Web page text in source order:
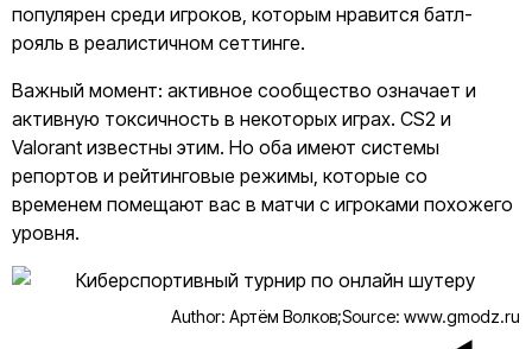
популярен среди игроков, которым нравится батл-
рояль в реалистичном сеттинге.
Важный момент: активное сообщество означает и
активную токсичность в некоторых играх. CS2 и
Valorant известны этим. Но оба имеют системы
репортов и рейтинговые режимы, которые со
временем помещают вас в матчи с игроками похожего
уровня.
Author: Артём Волков;Source: www.gmodz.ru